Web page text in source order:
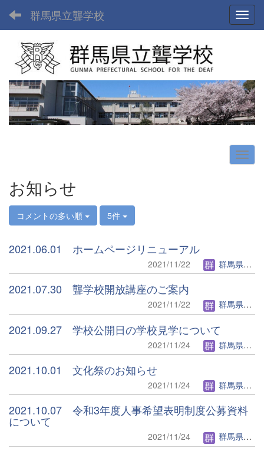
群馬県立聾学校
お知らせ
コメントの多い順 5件
2021.06.01 ホームページリニューアル
2021/11/22 群馬県立聾学校管理者
2021.07.30 聾学校開放講座のご案内
2021/11/22 群馬県立聾学校管理者
2021.09.27 学校公開日の学校見学について
2021/11/24 群馬県立聾学校管理者
2021.10.01 文化祭のお知らせ
2021/11/24 群馬県立聾学校管理者
2021.10.07 令和3年度人事希望表明制度公募資料
について
2021/11/24 群馬県立聾学校管理者